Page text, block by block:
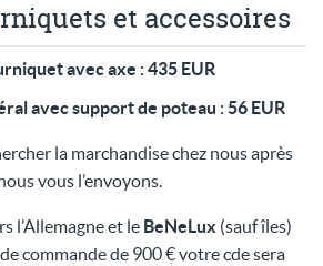
et accessoires
avec axe : 435 EUR
avec support de poteau : 56 EUR
la marchandise chez nous après
vous l’envoyons.
l’Allemagne et le BeNeLux (sauf îles)
commande de 900 € votre cde sera